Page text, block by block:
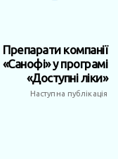
Препарати компанії
«Санофі» у програмі
«Доступні ліки»
Наступна публікація